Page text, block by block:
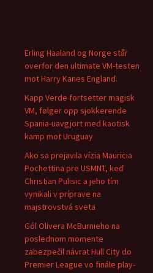
Erling Haaland og Norge står
overfor den ultimate VM-testen
mot Harry Kanes England.
Kapp Verde fortsetter magisk
VM, følger opp sjokkerende
Spania-uavgjort med kaotisk
kamp mot Uruguay
Ako sa prejavila vízia Mauricia
Pochettina pre USMNT, keď
Christian Pulisic a jeho tím
vynikali v príprave na
majstrovstvá sveta
Gól Olivera McBurnieho na
poslednom momente
zabezpečil návrat Hull City do
Premier League vo finále play-